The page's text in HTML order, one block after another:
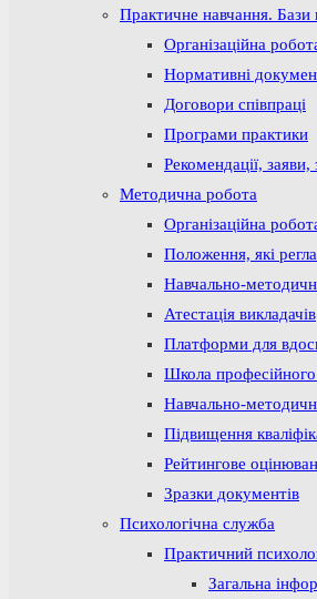
Практичне навчання. Бази
Організаційна
Нормативні
Договори співпраці
Програми практики
Рекомендації, заяви,
Методична робота
Організаційна
Положення, які
Навчально-
Атестація викладачів
Платформи для
Школа професійного
Навчально-
Підвищення
Рейтингове
Зразки документів
Психологічна служба
Практичний
Загальна